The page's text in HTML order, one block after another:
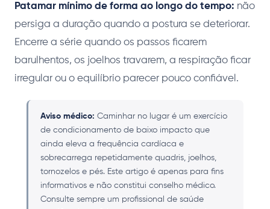
Patamar mínimo de forma ao longo do tempo: não
persiga a duração quando a postura se deteriorar.
Encerre a série quando os passos ficarem
barulhentos, os joelhos travarem, a respiração ficar
irregular ou o equilíbrio parecer pouco confiável.
Aviso médico: Caminhar no lugar é um exercício
de condicionamento de baixo impacto que
ainda eleva a frequência cardíaca e
sobrecarrega repetidamente quadris, joelhos,
tornozelos e pés. Este artigo é apenas para fins
informativos e não constitui conselho médico.
Consulte sempre um profissional de saúde